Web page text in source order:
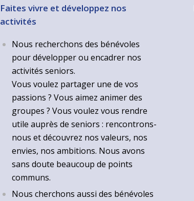
Faites vivre et développez nos
activités
Nous recherchons des bénévoles
pour développer ou encadrer nos
activités seniors.
Vous voulez partager une de vos
passions ? Vous aimez animer des
groupes ? Vous voulez vous rendre
utile auprès de seniors : rencontrons-
nous et découvrez nos valeurs, nos
envies, nos ambitions. Nous avons
sans doute beaucoup de points
communs.
Nous cherchons aussi des bénévoles